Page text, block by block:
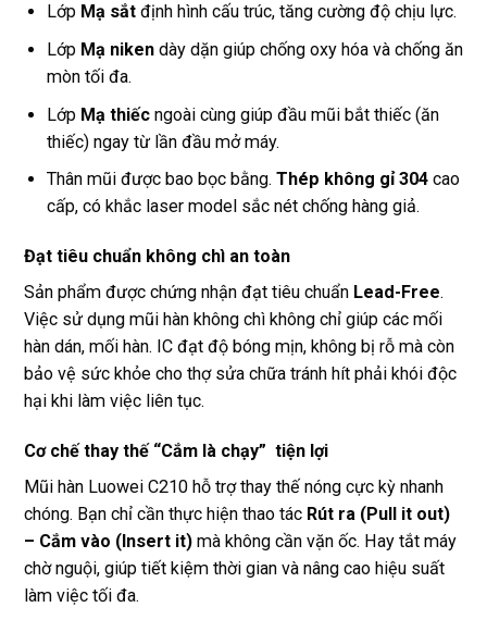
Lớp Mạ sắt định hình cấu trúc, tăng cường độ chịu lực.
Lớp Mạ niken dày dặn giúp chống oxy hóa và chống ăn
mòn tối đa.
Lớp Mạ thiếc ngoài cùng giúp đầu mũi bắt thiếc (ăn
thiếc) ngay từ lần đầu mở máy.
Thân mũi được bao bọc bằng. Thép không gỉ 304 cao
cấp, có khắc laser model sắc nét chống hàng giả.
Đạt tiêu chuẩn không chì an toàn
Sản phẩm được chứng nhận đạt tiêu chuẩn Lead-Free.
Việc sử dụng mũi hàn không chì không chỉ giúp các mối
hàn dán, mối hàn. IC đạt độ bóng mịn, không bị rỗ mà còn
bảo vệ sức khỏe cho thợ sửa chữa tránh hít phải khói độc
hại khi làm việc liên tục.
Cơ chế thay thế “Cắm là chạy” tiện lợi
Mũi hàn Luowei C210 hỗ trợ thay thế nóng cực kỳ nhanh
chóng. Bạn chỉ cần thực hiện thao tác Rút ra (Pull it out)
– Cắm vào (Insert it) mà không cần vặn ốc. Hay tắt máy
chờ nguội, giúp tiết kiệm thời gian và nâng cao hiệu suất
làm việc tối đa.